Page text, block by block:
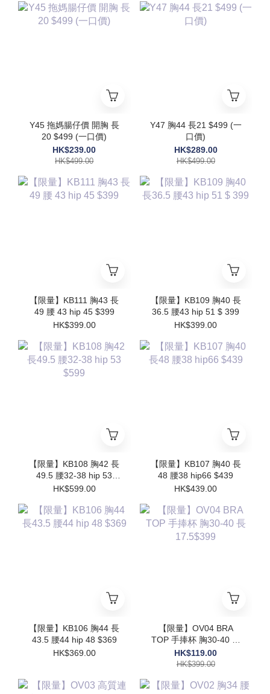
Y45 拖媽腸仔價 開胸 長
20 $499 (一口價)
HK$239.00
HK$499.00
Y47 胸44 長21 $499 (一
口價)
HK$289.00
HK$499.00
【限量】KB111 胸43 長
49 腰 43 hip 45 $399
HK$399.00
【限量】KB109 胸40 長
36.5 腰43 hip 51 $ 399
HK$399.00
【限量】KB108 胸42 長
49.5 腰32-38 hip 53
$599
HK$599.00
【限量】KB107 胸40 長
48 腰38 hip66 $439
HK$439.00
【限量】KB106 胸44 長
43.5 腰44 hip 48 $369
HK$369.00
【限量】OV04 BRA
TOP 手捧杯 胸30-40 長
17.5$399
HK$119.00
HK$399.00